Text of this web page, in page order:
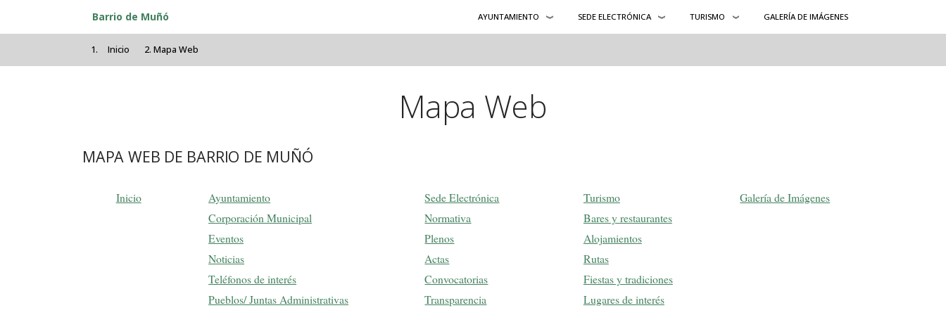
Pasar al contenido principal
Barrio de Muñó AYUNTAMIENTO SEDE ELECTRÓNICA TURISMO GALERÍA DE IMÁGENES
Inicio Mapa Web
Mapa Web
MAPA WEB DE BARRIO DE MUÑÓ
Inicio
Ayuntamiento
Corporación Municipal
Eventos
Noticias
Teléfonos de interés
Pueblos/ Juntas Administrativas
Sede Electrónica
Normativa
Plenos
Actas
Convocatorias
Transparencia
Turismo
Bares y restaurantes
Alojamientos
Rutas
Fiestas y tradiciones
Lugares de interés
Galería de Imágenes